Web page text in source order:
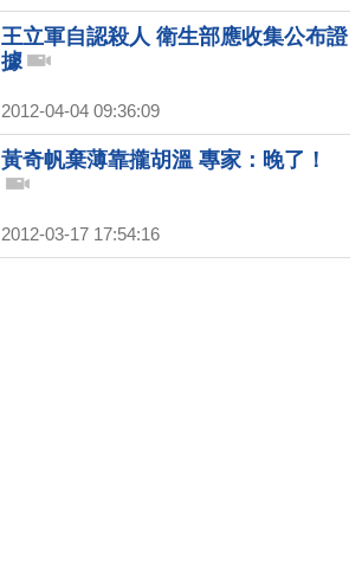
王立軍自認殺人 衛生部應收集公布證
據
2012-04-04 09:36:09
黃奇帆棄薄靠攏胡溫 專家：晚了！
2012-03-17 17:54:16